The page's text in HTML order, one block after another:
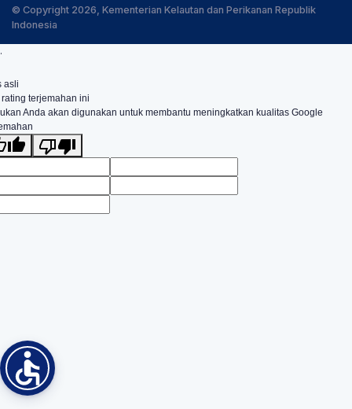
© Copyright 2026, Kementerian Kelautan dan Perikanan Republik
Indonesia
.
asli
terjemahan ini
Anda akan digunakan untuk membantu meningkatkan kualitas Google